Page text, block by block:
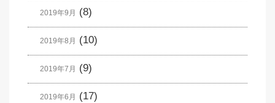
2019年9月 (8)
2019年8月 (10)
2019年7月 (9)
2019年6月 (17)